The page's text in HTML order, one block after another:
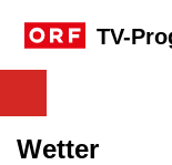
TV-
Wetter